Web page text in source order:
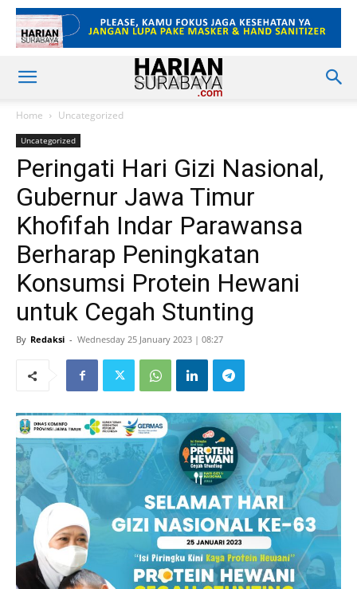
Home Uncategorized
Uncategorized
Peringati Hari Gizi Nasional,
Gubernur Jawa Timur
Khofifah Indar Parawansa
Berharap Peningkatan
Konsumsi Protein Hewani
untuk Cegah Stunting
By Redaksi - Wednesday 25 January 2023 | 08:27